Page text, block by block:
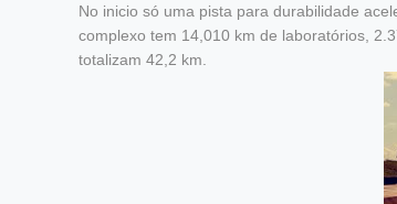
No inicio só uma pista para durabilidade
complexo tem 14,010 km de laboratórios,
totalizam 42,2 km.